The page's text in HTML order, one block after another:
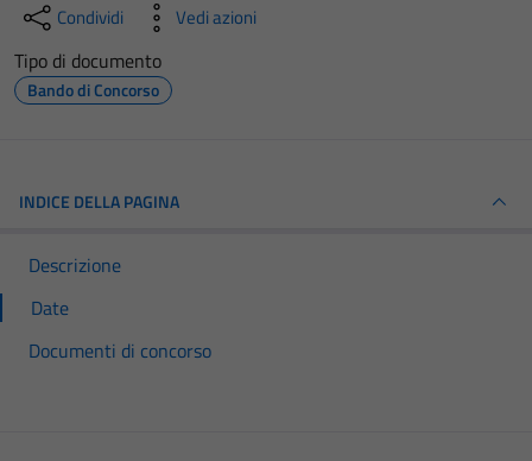
Condividi Vedi azioni
Tipo di documento
Bando di Concorso
INDICE DELLA PAGINA
Descrizione
Date
Documenti di concorso